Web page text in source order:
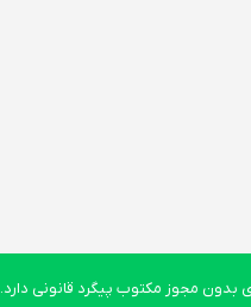
مجوز مکتوب پیگرد قانونی دارد.